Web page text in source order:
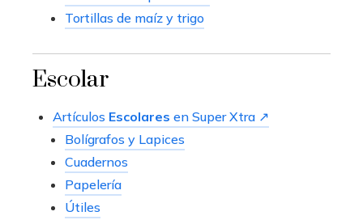
Tortillas de maíz y trigo
Escolar
Artículos Escolares en Super Xtra ↗
Bolígrafos y Lapices
Cuadernos
Papelería
Útiles